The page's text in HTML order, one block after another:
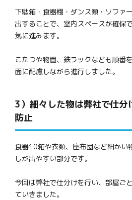
下駄箱・食器棚・ダンス類・ソファ
出することで、室内スペースが確保
気に進みます。
こたつや物置、鉄ラックなども順番
面に配慮しながら進行しました。
3）細々した物は弊社で仕分
防止
食器10箱や衣類、座布団など細かい
しが出やすい部分です。
今回は弊社で仕分けを行い、部屋ご
ていきました。